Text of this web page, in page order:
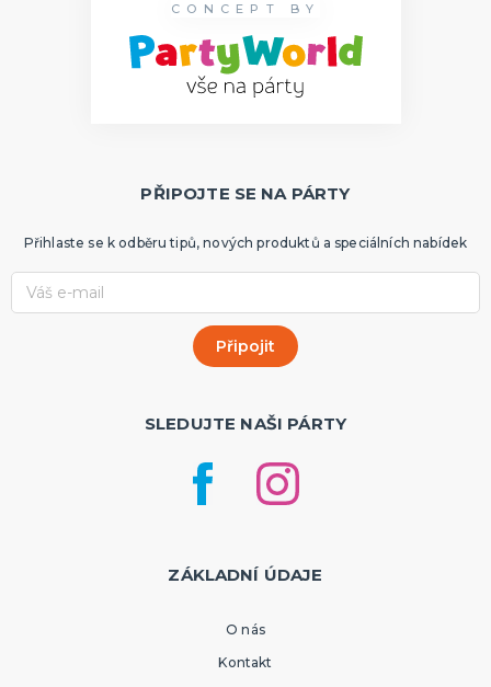
CONCEPT BY
PŘIPOJTE SE NA PÁRTY
Přihlaste se k odběru tipů, nových produktů a speciálních nabídek
SLEDUJTE NAŠI PÁRTY
ZÁKLADNÍ ÚDAJE
O nás
Kontakt